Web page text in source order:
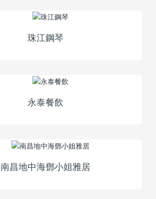
珠江鋼琴
永泰餐飲
南昌地中海鄧小姐雅居